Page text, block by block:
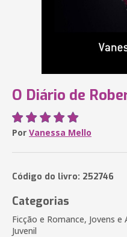
O Diário de
Por Vanessa Mello
Código do livro: 252746
Categorias
Ficção e Romance, Jovens
Juvenil